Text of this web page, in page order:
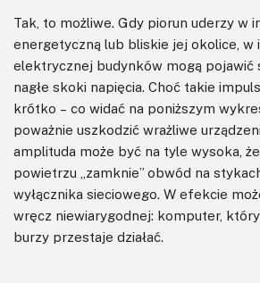
Tak, to możliwe. Gdy piorun uderzy w
energetyczną lub bliskie jej okolice, w
elektrycznej budynków mogą pojawić
nagłe skoki napięcia. Choć takie
krótko – co widać na poniższym
poważnie uszkodzić wrażliwe
amplituda może być na tyle wysoka,
powietrzu „zamknie” obwód na
wyłącznika sieciowego. W efekcie
wręcz niewiarygodnej: komputer, który
burzy przestaje działać.